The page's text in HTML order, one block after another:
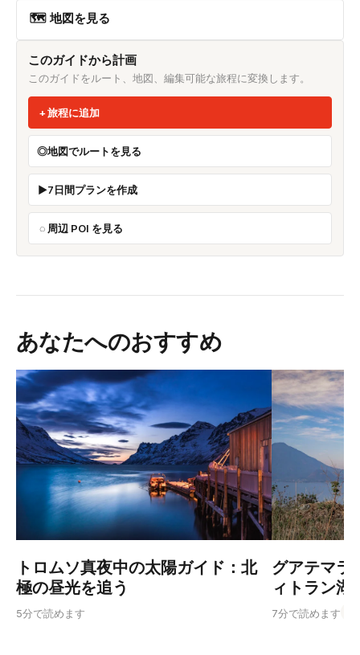
🗺 地図を見る
このガイドから計画
このガイドをルート、地図、編集可能な旅程に変換します。
旅程に追加
地図でルートを見る
7日間プランを作成
周辺 POI を見る
あなたへのおすすめ
トロムソ真夜中の太陽ガイド：北
極の昼光を追う
5分で読めます
グアテマラ
ィトラン湖
7分で読めます